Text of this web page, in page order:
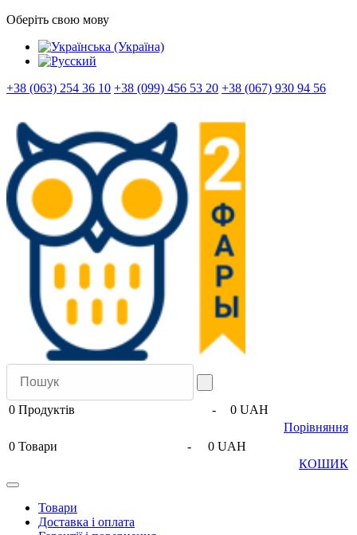
Оберіть свою мову
+38 (063) 254 36 10 +38 (099) 456 53 20 +38 (067) 930 94 56
0 Продуктів -
0 UAH
Порівняння
0 Товари -
0 UAH
КОШИК
Товари
Доставка і оплата